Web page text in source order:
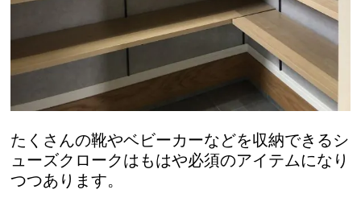
たくさんの靴やベビーカーなどを収納できるシ
ューズクロークはもはや必須のアイテムになり
つつあります。